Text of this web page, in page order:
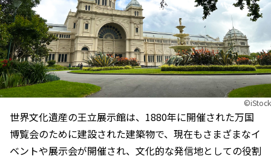
©︎iStock
世界文化遺産の王立展示館は、1880年に開催された万国
博覧会のために建設された建築物で、現在もさまざまなイ
ベントや展示会が開催され、文化的な発信地としての役割